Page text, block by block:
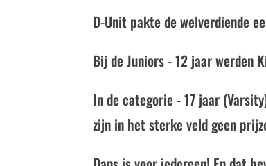
D-Unit pakte de welverdiende
Bij de Juniors - 12 jaar werden
In de categorie - 17 jaar
zijn in het sterke veld geen